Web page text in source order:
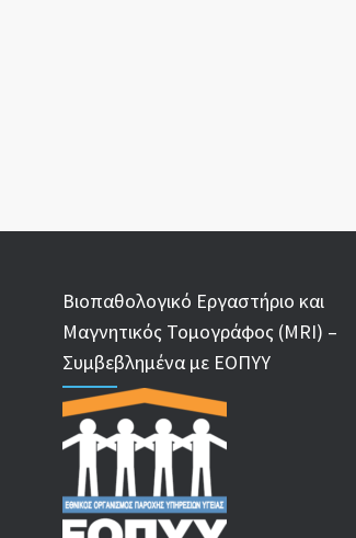
Βιοπαθολογικό Εργαστήριο και
Μαγνητικός Τομογράφος (MRI) –
Συμβεβλημένα με ΕΟΠΥΥ